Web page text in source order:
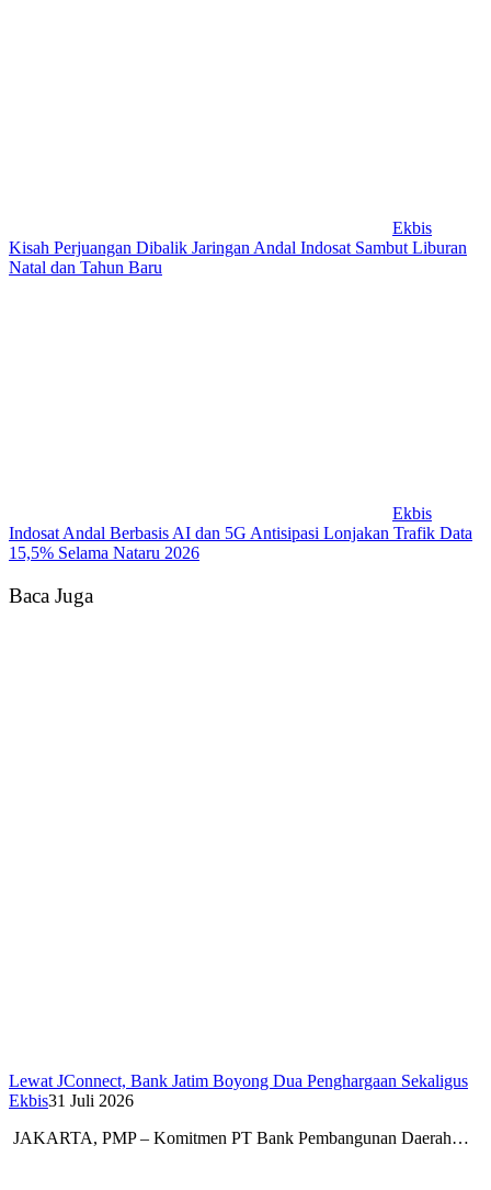
Ekbis
Kisah Perjuangan Dibalik Jaringan Andal Indosat Sambut Liburan
Natal dan Tahun Baru
Ekbis
Indosat Andal Berbasis AI dan 5G Antisipasi Lonjakan Trafik Data
15,5% Selama Nataru 2026
Baca Juga
Lewat JConnect, Bank Jatim Boyong Dua Penghargaan Sekaligus
Ekbis31 Juli 2026
JAKARTA, PMP – Komitmen PT Bank Pembangunan Daerah…